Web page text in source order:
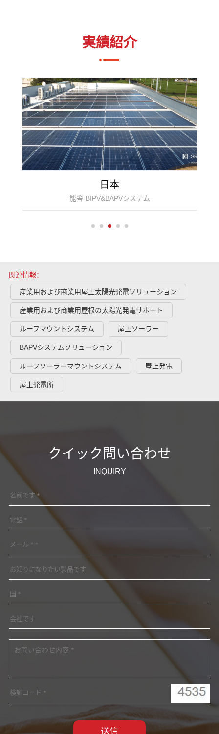
実績紹介
日本
能舎-BIPV&BAPVシステム
関連情報：
産業用および商業用屋上太陽光発電ソリューション
産業用および商業用屋根の太陽光発電サポート
ルーフマウントシステム 屋上ソーラー
BAPVシステムソリューション
ルーフソーラーマウントシステム 屋上発電
屋上発電所
クイック問い合わせ
INQUIRY